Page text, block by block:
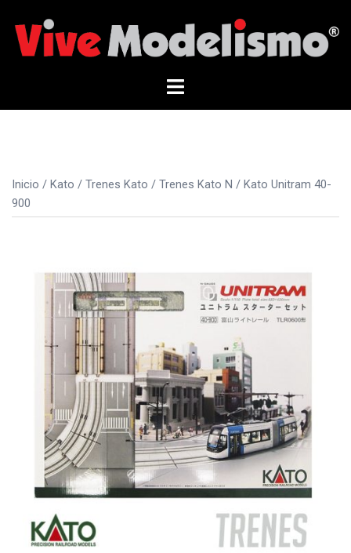
contenido
Alternar
Inicio / Kato / Trenes Kato / Trenes Kato N / Kato Unitram 40-
900